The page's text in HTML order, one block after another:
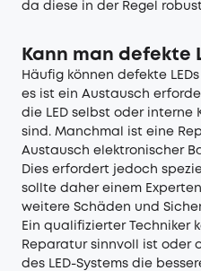
da diese in der Regel
Kann man defekte
Häufig können defekte
es ist ein Austausch
die LED selbst oder
sind. Manchmal ist eine
Austausch elektronischer
Dies erfordert jedoch
sollte daher einem
weitere Schäden und
Ein qualifizierter Techniker
Reparatur sinnvoll ist oder
des LED-Systems die